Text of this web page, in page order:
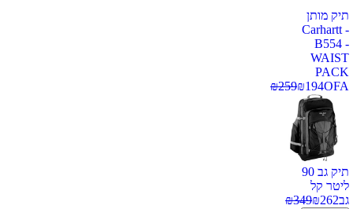
תיק מותן
Carhartt -
B554 -
WAIST
PACK
OFA
₪194
₪259
תיק גב 90
ליטר קל
גב
₪262
₪349